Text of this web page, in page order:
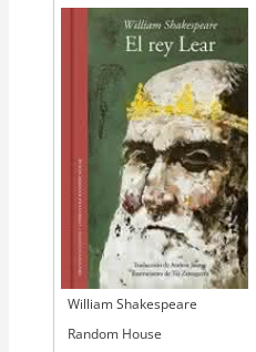
Autor
William Shakespeare
Editorial
Random House